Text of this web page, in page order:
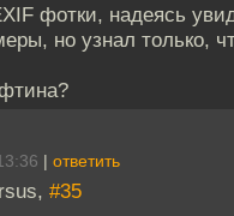
фотки, надеясь
но узнал только,
| ответить
#35